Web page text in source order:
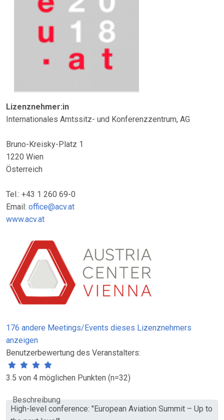
Lizenznehmer:in
Internationales Amtssitz- und Konferenzzentrum, AG
Bruno-Kreisky-Platz 1
1220 Wien
Österreich
Tel.: +43 1 260 69-0
Email: office@acv.at
www.acv.at
176 andere Meetings/Events dieses Lizenznehmers
anzeigen
Benutzerbewertung des Veranstalters:
3.5 von 4 möglichen Punkten (n=32)
Beschreibung
High-level conference: "European Aviation Summit – Up to